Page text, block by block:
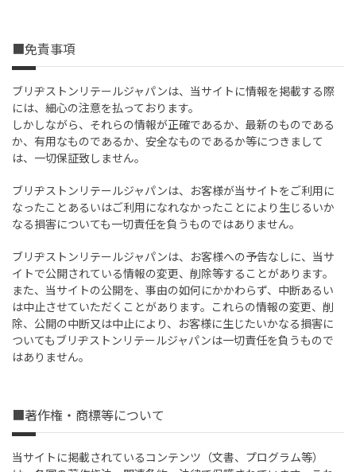
■免責事項
ブリヂストンリテールジャパンは、当サイトに情報を掲載する際
には、細心の注意を払っております。
しかしながら、それらの情報が正確であるか、最新のものである
か、有用なものであるか、安全なものであるか等につきまして
は、一切保証致しません。
ブリヂストンリテールジャパンは、お客様が当サイトをご利用に
なったことあるいはご利用になれなかったことにより生じるいか
なる損害についても一切責任を負うものではありません。
ブリヂストンリテールジャパンは、お客様への予告なしに、当サ
イトで公開されている情報の変更、削除等することがあります。
また、当サイトの公開を、事由の如何にかかわらず、中断あるい
は中止させていただくことがあります。これらの情報の変更、削
除、公開の中断又は中止により、お客様に生じたいかなる損害に
ついてもブリヂストンリテールジャパンは一切責任を負うもので
はありません。
■著作権・商標等について
当サイトに掲載されているコンテンツ（文書、プログラム等）